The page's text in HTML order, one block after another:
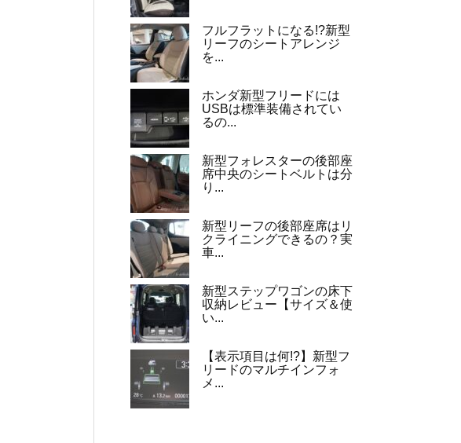
フルフラットになる!?新型
リーフのシートアレンジ
を...
ホンダ新型フリードには
USBは標準装備されてい
るの...
新型フォレスターの後部座
席中央のシートベルトは分
り...
新型リーフの後部座席はリ
クライニングできるの？実
車...
新型ステップワゴンの床下
収納レビュー【サイズ＆使
い...
【表示項目は何!?】新型フ
リードのマルチインフォ
メ...